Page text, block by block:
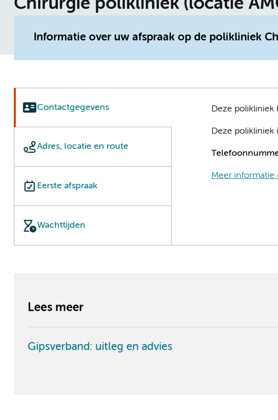
Chirurgie polikliniek (locatie
Informatie over uw afspraak op de polikliniek
Contactgegevens
Adres, locatie en route
Eerste afspraak
Wachttijden
Deze polikliniek
Deze
Meer informatie
Lees meer
Gipsverband: uitleg en advies